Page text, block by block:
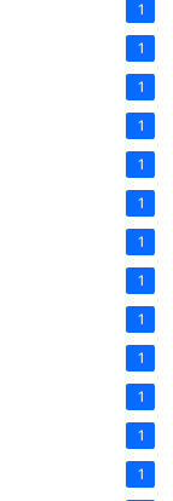
1
1
1
1
1
1
1
1
1
1
1
1
1